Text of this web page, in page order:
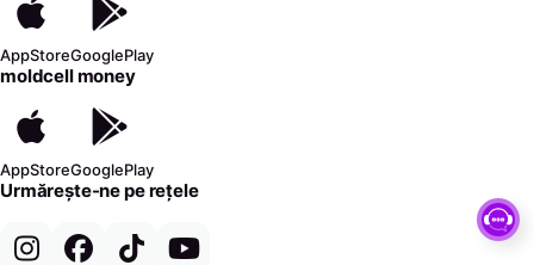
AppStoreGooglePlay
moldcell money
AppStoreGooglePlay
Urmărește-ne pe rețele